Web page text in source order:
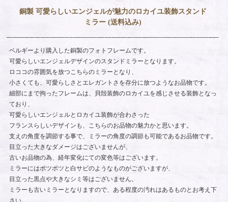
銅製 可愛らしいエンジェルが魅力のロカイユ装飾スタンド
ミラー (送料込み)
ベルギーより購入した銅製のフォトフレームです。
可愛らしいエンジェルデザインのスタンドミラーとなります。
ロココの雰囲気を放つこちらのミラーとなり、
小さくても、可愛らしさとエレガントさを存分に放つようなお品物です。
細部にまで拘ったフレームは、貝殻装飾のロカイユを感じさせる装飾となっ
ており、
可愛らしいエンジェルとロカイユ装飾が合わさった
フランスらしいデザインも、こちらのお品物の魅力かと思います。
支えの角度を調節する事で、ミラーの角度の調節も可能であるお品物です。
目立った大きなダメージはございませんが、
古いお品物の為、経年変化にての変色等はございます。
ミラーにはポツポツと白サビのようなものがございますが、
目立った黒点や大きなシミ等はございません。
ミラーも古いミラーとなりますので、ある程度の汚れはあるものとお考え下
さい。